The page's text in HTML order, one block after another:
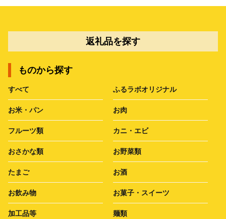
返礼品を探す
ものから探す
すべて ふるラボオリジナル
お米・パン お肉
フルーツ類 カニ・エビ
おさかな類 お野菜類
たまご お酒
お飲み物 お菓子・スイーツ
加工品等 麺類